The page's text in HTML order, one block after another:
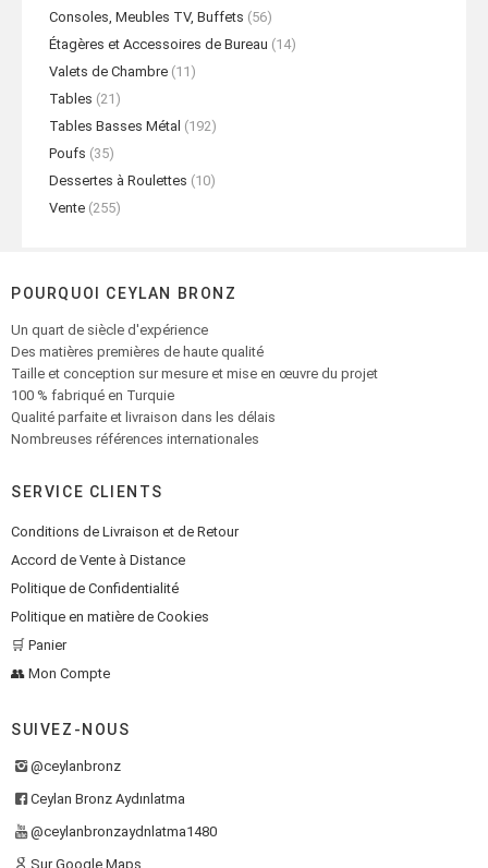
Consoles, Meubles TV, Buffets (56)
Étagères et Accessoires de Bureau (14)
Valets de Chambre (11)
Tables (21)
Tables Basses Métal (192)
Poufs (35)
Dessertes à Roulettes (10)
Vente (255)
POURQUOI CEYLAN BRONZ
Un quart de siècle d'expérience
Des matières premières de haute qualité
Taille et conception sur mesure et mise en œuvre du projet
100 % fabriqué en Turquie
Qualité parfaite et livraison dans les délais
Nombreuses références internationales
SERVICE CLIENTS
Conditions de Livraison et de Retour
Accord de Vente à Distance
Politique de Confidentialité
Politique en matière de Cookies
🛒 Panier
👥 Mon Compte
SUIVEZ-NOUS
@ceylanbronz
Ceylan Bronz Aydınlatma
@ceylanbronzaydnlatma1480
Sur Google Maps